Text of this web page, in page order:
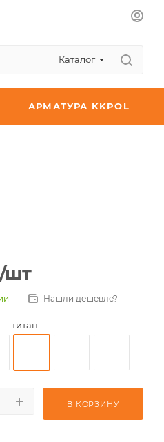
Каталог
АРМАТУРА KKPOL
/шт
Нашли дешевле?
титан
В КОРЗИНУ